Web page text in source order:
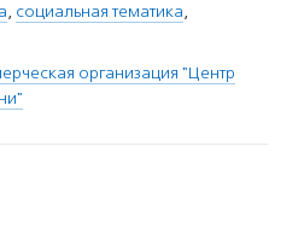
, социальная тематика,
организация "Центр